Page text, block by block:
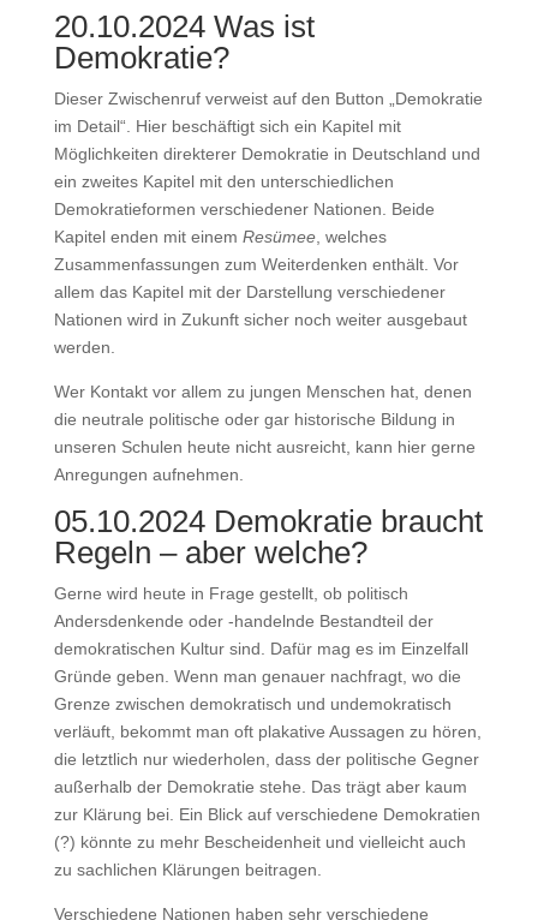
20.10.2024 Was ist
Demokratie?
Dieser Zwischenruf verweist auf den Button „Demokratie
im Detail“. Hier beschäftigt sich ein Kapitel mit
Möglichkeiten direkterer Demokratie in Deutschland und
ein zweites Kapitel mit den unterschiedlichen
Demokratieformen verschiedener Nationen. Beide
Kapitel enden mit einem Resümee, welches
Zusammenfassungen zum Weiterdenken enthält. Vor
allem das Kapitel mit der Darstellung verschiedener
Nationen wird in Zukunft sicher noch weiter ausgebaut
werden.
Wer Kontakt vor allem zu jungen Menschen hat, denen
die neutrale politische oder gar historische Bildung in
unseren Schulen heute nicht ausreicht, kann hier gerne
Anregungen aufnehmen.
05.10.2024 Demokratie braucht
Regeln – aber welche?
Gerne wird heute in Frage gestellt, ob politisch
Andersdenkende oder -handelnde Bestandteil der
demokratischen Kultur sind. Dafür mag es im Einzelfall
Gründe geben. Wenn man genauer nachfragt, wo die
Grenze zwischen demokratisch und undemokratisch
verläuft, bekommt man oft plakative Aussagen zu hören,
die letztlich nur wiederholen, dass der politische Gegner
außerhalb der Demokratie stehe. Das trägt aber kaum
zur Klärung bei. Ein Blick auf verschiedene Demokratien
(?) könnte zu mehr Bescheidenheit und vielleicht auch
zu sachlichen Klärungen beitragen.
Verschiedene Nationen haben sehr verschiedene